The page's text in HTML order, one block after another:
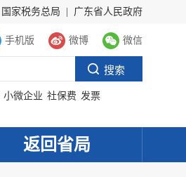
国家税务总局 广东省人民政府
手机版 微博 微信
小微企业 社保费 发票
返回省局